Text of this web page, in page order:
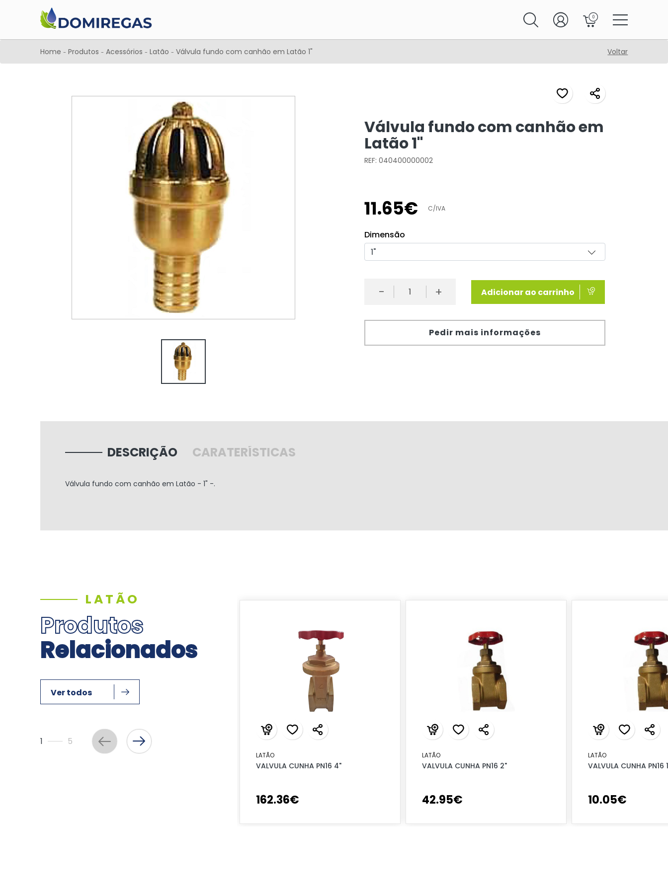
0
Home - Produtos - Acessórios - Latão - Válvula fundo com canhão em Latão 1" Voltar
Válvula fundo com canhão em
Latão 1"
REF: 040400000002
11.65€ C/IVA
Dimensão
- + Adicionar ao carrinho
Pedir mais informações
DESCRIÇÃO CARATERÍSTICAS
Válvula fundo com canhão em Latão - 1" -.
LATÃO
Produtos
Relacionados
Ver todos
1 5
LATÃO
VALVULA CUNHA PN16 4"
162.36€
LATÃO
VALVULA CUNHA PN16 2"
42.95€
LATÃO
VALVULA CUNHA PN16
10.05€